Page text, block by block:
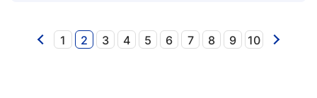
1 2 3 4 5 6 7 8 9 10